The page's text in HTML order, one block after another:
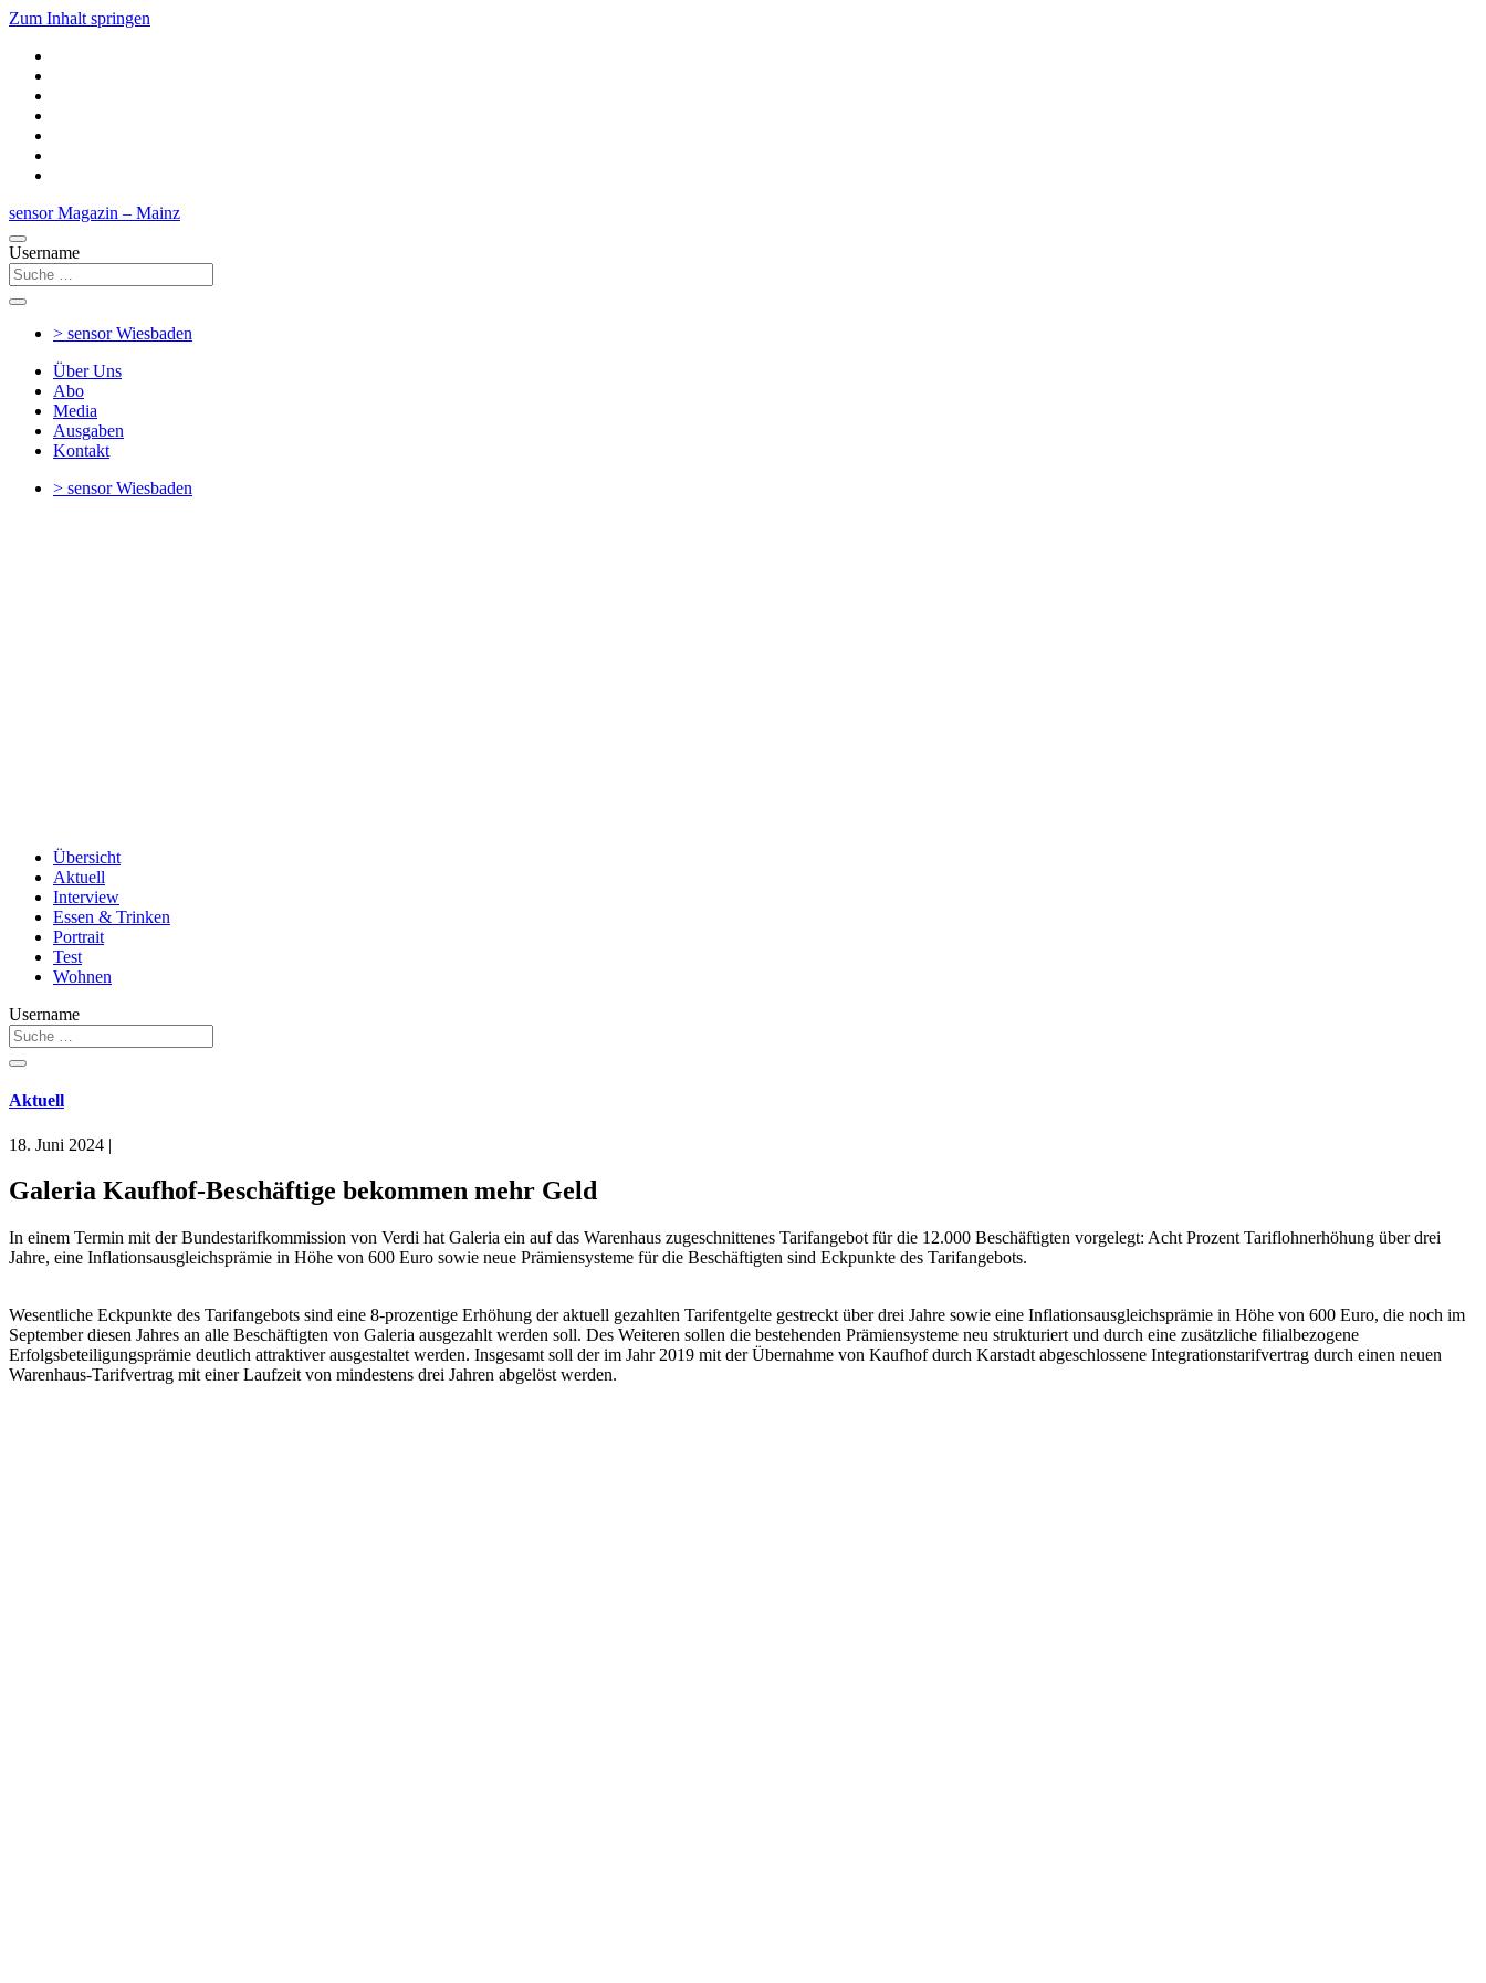
Zum Inhalt springen
sensor Magazin – Mainz
Username
> sensorWiesbaden
Über Uns
Abo
Media
Ausgaben
Kontakt
> sensorWiesbaden
Übersicht
Aktuell
Interview
Essen & Trinken
Portrait
Test
Wohnen
Username
Aktuell
18. Juni 2024 |
Galeria Kaufhof-Beschäftige bekommen mehr Geld
In einem Termin mit der Bundestarifkommission von Verdi hat Galeria ein auf das Warenhaus zugeschnittenes Tarifangebot für die 12.000 Beschäftigten vorgelegt: Acht Prozent Tariflohnerhöhung über drei
Jahre, eine Inflationsausgleichsprämie in Höhe von 600 Euro sowie neue Prämiensysteme für die Beschäftigten sind Eckpunkte des Tarifangebots.
Wesentliche Eckpunkte des Tarifangebots sind eine 8-prozentige Erhöhung der aktuell gezahlten Tarifentgelte gestreckt über drei Jahre sowie eine Inflationsausgleichsprämie in Höhe von 600 Euro, die noch im
September diesen Jahres an alle Beschäftigten von Galeria ausgezahlt werden soll. Des Weiteren sollen die bestehenden Prämiensysteme neu strukturiert und durch eine zusätzliche filialbezogene
Erfolgsbeteiligungsprämie deutlich attraktiver ausgestaltet werden. Insgesamt soll der im Jahr 2019 mit der Übernahme von Kaufhof durch Karstadt abgeschlossene Integrationstarifvertrag durch einen neuen
Warenhaus-Tarifvertrag mit einer Laufzeit von mindestens drei Jahren abgelöst werden.